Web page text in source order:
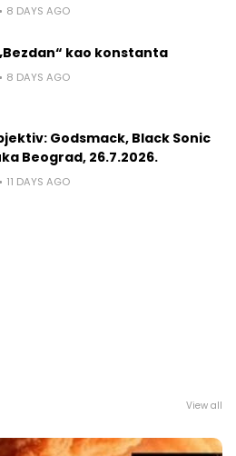
8 DAYS AGO
kao konstanta
8 DAYS AGO
Godsmack, Black Sonic
Beograd, 26.7.2026.
11 DAYS AGO
View all